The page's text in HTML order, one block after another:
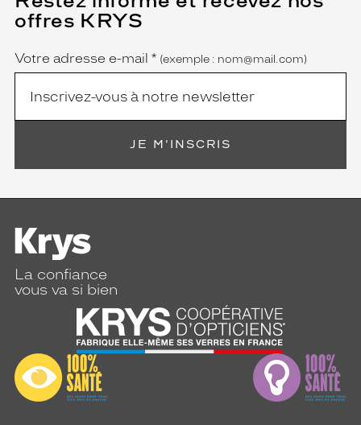
offres KRYS
Name
Votre adresse e-mail *
champ
est
(exemple : nom@mail.com)
JE M'INSCRIS
La confiance
vous va si bien